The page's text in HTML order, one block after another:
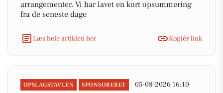
arrangementer. Vi har lavet en kort opsummering
fra de seneste dage
Læs hele artiklen her Kopiér link
OPSLAGSTAVLEN SPONSORERET 05-08-2026 16:10